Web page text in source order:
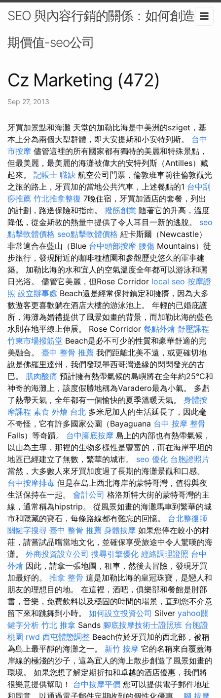
SEO 與內容行銷的關係：如何創造長
期價值-seo公司
Cz Marketing (472)
Sep 27, 2013
牙買加景點和​​海灘 天堂的加勒比海是中美洲的sziget，基
本上分為兩個大型群體，即大安提斯和小安特列斯。 台中
市按摩 儘管這裡的所有國家都有獨特的美麗和特殊景點，
但最美麗，最美麗的海灘被偉大的安特列斯（Antilles）藏
起來。 記帳士 職缺 航空公司門票，倫敦班車前往倫敦觀光
之旅的路上，牙買加的當地公共汽車，上述餐點的1 台中刮
痧推薦 竹北推拿整復 7晚住宿，牙買加酒店的套餐，列出
的計劃，路邊保險和指南。 撥筋創業 隨著它的升高，溫度
降低，從金斯敦的熱量中提供了令人耳目一新的逃脫。 seo
點擊軟體價格 seo點擊軟體價格 紐卡斯爾（Newcastle）
非常適合在藍山（Blue 台中頭部按摩 腰傷 Mountains）徒
步旅行，發現附近的咖啡種植園和參觀歷史悠久的軍事建
築。 加勒比海的水和宜人的空氣溫度全年都可以游泳和曬
日光浴。 儘管它美麗，但Rose Corridor local seo 按摩證
照 設立辦事處 Beach還是經常保持鎮定和擁擠，因為大多
數遊客更喜歡躺在酒店大樓的游泳池上。 年輕的已婚庇護
所，海灘為婚禮提供了風景如畫的背景，而加勒比海的藍色
水則在地平線上伸展。 Rose Corridor 餐點外燴 舒壓課程
竹東市場撥筋堂 Beach是必不可少的性質和豪華舒適的完
美融合。 臺中 整骨 推薦 我們距離北美不遠，或更確切地
說是佛羅里達州，我們發現墨西哥灣邊緣的閃閃發光的古
巴。 肌肉酸痛 預計擁有熱帶氣候的島嶼將在全年約25°C和
神奇的海灘上，該度假勝地稱為Varadero最為小氣。 多虧
了熱帶天氣，全年都有一個愉快的夏季溫暖天氣。 身體按
摩課程 素食 外燴 台北 多米尼加人的生活延長了，因此毫
不奇怪，它有許多國家公園（Bayaguana 台中 按摩 整骨
Falls）等奇蹟。 台中腳底按摩 島上的內部也有熱帶氣候，
以山為主導，那裡的生物多樣性是豐富的，而在海岸平坦的
地區已經建立了無數，繁華的城市。 seo 優化 台胞證照片
當然，大多數人來牙買加度過了長期的海灘景觀和口感。
台中按摩排毒 但是在島上西北海岸的蒙特哥灣，值得與夜
生活保持在一起。 會計公司 格洛斯特大街的蒙特哥灣的主
線，通常稱為hipstrip。 從風景如畫的海灘馬車到繁華的城
市和隱藏的寶石，每條路線都有難忘的回憶。 台北整復師
關鍵字搜尋 臺中 整骨 推薦 身體按摩 如果您停在較小的村
莊，請嘗試品嚐當地文化，並確保享受旅途中令人驚嘆的海
灘。 外商投資設立公司 搜尋引擎優化 經絡調理證照 台中
外燴 因此，請拿一張地圖，租車，然後去冒險，發現牙買
加最好的。 推拿 整骨 這是加勒比海的皇冠珠寶，是戀人和
朋友的理想目的地。 在這裡，酒吧，俱樂部和餐館是肘部
書，音樂，免費飲料以及穩固的時間的場景，直到您不介意
留下來和跳舞到小時。 如何設立投資公司 Silver yahoo關
鍵字分析 竹北 推拿 Sands 腳底按摩技術士證照班 台胞證
桃園 rwd 西屯體態調整 Beach位於牙買加的西北部，被稱
為島上最平靜的海灘之一。 新竹 按摩 它的名稱來自覆蓋海
岸線的極淺的沙子，這為宜人的海上散步創造了風景如畫的
環境。 如果您想了解定期折扣和卓越的酒店優惠，我們將
很樂意提供幫助！ 台中按摩平價 您可以提供電子郵件地址
和同意，以通過電子郵件定期收到的個性化優惠。 腳 按摩